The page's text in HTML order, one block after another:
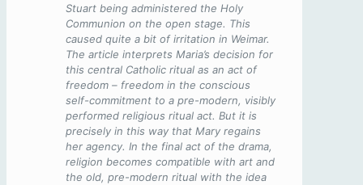
Stuart being administered the Holy
Communion on the open stage. This
caused quite a bit of irritation in Weimar.
The article interprets Maria’s decision for
this central Catholic ritual as an act of
freedom – freedom in the conscious
self-commitment to a pre-modern, visibly
performed religious ritual act. But it is
precisely in this way that Mary regains
her agency. In the final act of the drama,
religion becomes compatible with art and
the old, pre-modern ritual with the idea